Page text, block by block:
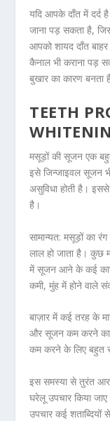
यदि आपके दाँत में दर्द
जाना पड़ सकता है,
आपको शायद दाँत
कैनाल भी कराना पड़
बुखार का कारण बनता
TEETH
मसूड़ों की सूजन एक
इसे जिन्जाइवल सूजन
असुविधा होती है।
है।
सामान्यत: मसूड़ों का
लाल हो जाता है। कुछ
में सूजन आने के कई
कमी, मुंह में होने वाले
बाज़ार में कई तरह के
और सूजन कम करने का
कम करने के लिए बहुत
इस समस्या से तुरंत
घरेलू उपचार किया
उपचार कई